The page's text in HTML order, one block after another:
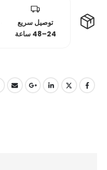
توصيل سريع
24–48 ساعة